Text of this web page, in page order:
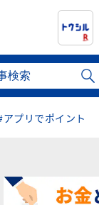
アプリでポイント